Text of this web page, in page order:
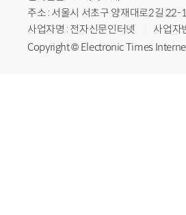
주소 : 서울시 서초구 양재대로2길
사업자명 : 전자신문인터넷
사업자
Copyright © Electronic Times